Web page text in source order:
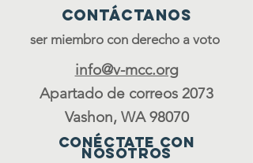
Contáctanos
ser miembro con derecho a voto
info@v-mcc.org
Apartado de correos 2073
Vashon, WA 98070
Conéctate con
nosotros